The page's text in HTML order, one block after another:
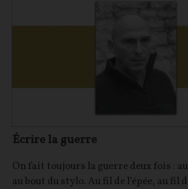
Écrire la guerre
On fait toujours la guerre deux fois :
au bout du stylo. Au fil de l’épée, au fil